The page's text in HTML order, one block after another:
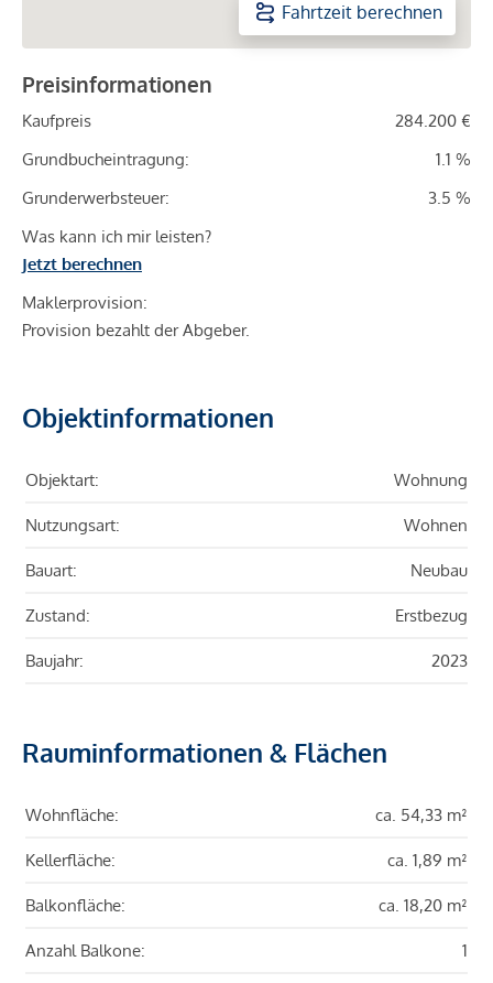
Fahrtzeit berechnen
Preisinformationen
Kaufpreis
284.200 €
Grundbucheintragung:
1.1 %
Grunderwerbsteuer:
3.5 %
Was kann ich mir leisten?
Jetzt berechnen
Maklerprovision:
Provision bezahlt der Abgeber.
Objektinformationen
Objektart: Wohnung
Nutzungsart: Wohnen
Bauart: Neubau
Zustand: Erstbezug
Baujahr: 2023
Rauminformationen & Flächen
Wohnfläche: ca. 54,33 m²
Kellerfläche: ca. 1,89 m²
Balkonfläche: ca. 18,20 m²
Anzahl Balkone: 1